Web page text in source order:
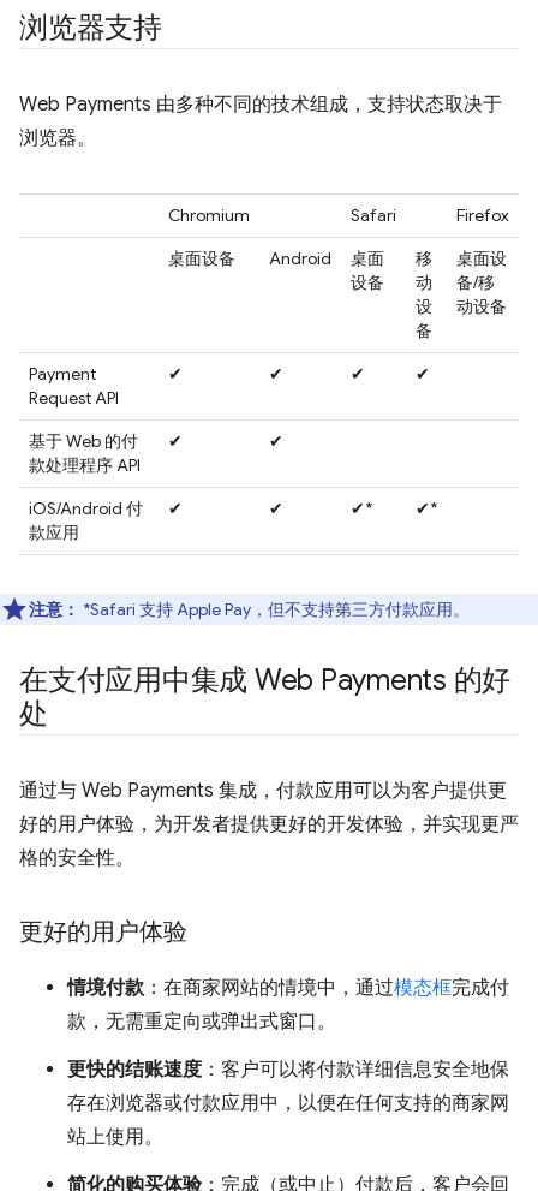
浏览器支持
Web Payments 由多种不同的技术组成，支持状态取决于
浏览器。
Chromium Safari
Firefox
桌面设备
Android
桌面
设备
移
动
设
备
桌面设
备/移
动设备
Payment
Request API
✔ ✔ ✔ ✔
基于 Web 的付
款处理程序 API
✔ ✔
iOS/Android 付
款应用
✔ ✔ ✔* ✔*
注意： *Safari 支持 Apple Pay，但不支持第三方付款应用。
在支付应用中集成 Web Payments 的好
处
通过与 Web Payments 集成，付款应用可以为客户提供更
好的用户体验，为开发者提供更好的开发体验，并实现更严
格的安全性。
更好的用户体验
情境付款：在商家网站的情境中，通过模态框完成付
款，无需重定向或弹出式窗口。
更快的结账速度 ：客户可以将付款详细信息安全地保
存在浏览器或付款应用中，以便在任何支持的商家网
站上使用。
简化的购买体验：完成（或中止）付款后，客户会回